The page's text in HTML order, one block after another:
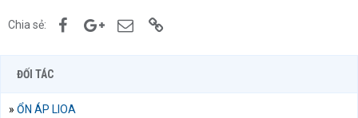
Chia sẻ: FacebookGoogle+Email
ĐỐI TÁC
» ỔN ÁP LIOA